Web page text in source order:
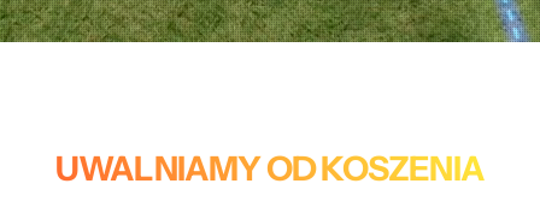
UWALNIAMY OD KOSZENIA